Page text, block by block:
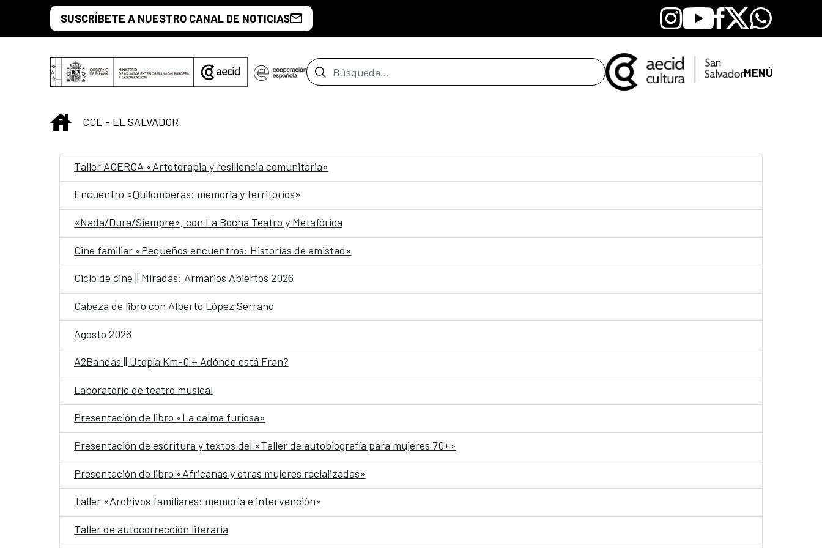
Saltar al contenido principal
SUSCRÍBETE A NUESTRO CANAL DE NOTICIAS Instagram
YoutubeFacebook
X Whatsapp
Barra de búsqueda MENÚ
INICIO
CCE - EL SALVADOR
Taller ACERCA «Arteterapia y resiliencia comunitaria»
Encuentro «Quilomberas: memoria y territorios»
«Nada/Dura/Siempre», con La Bocha Teatro y Metafórica
Cine familiar «Pequeños encuentros: Historias de amistad»
Ciclo de cine || Miradas: Armarios Abiertos 2026
Cabeza de libro con Alberto López Serrano
Agosto 2026
A2Bandas || Utopía Km-0 + Adónde está Fran?
Laboratorio de teatro musical
Presentación de libro «La calma furiosa»
Presentación de escritura y textos del «Taller de autobiografía para mujeres 70+»
Presentación de libro «Africanas y otras mujeres racializadas»
Taller «Archivos familiares: memoria e intervención»
Taller de autocorrección literaria